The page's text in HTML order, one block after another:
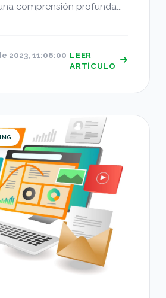
comprensión profunda...
2023, 11:06:00 LEER
ARTÍCULO
implementación exitosa del